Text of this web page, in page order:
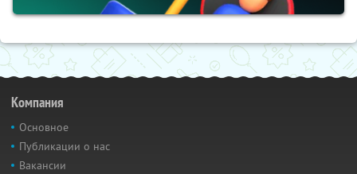
Компания
Основное
Публикации о нас
Вакансии